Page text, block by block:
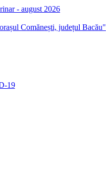
- august 2026
Comănești, județul Bacău"
19